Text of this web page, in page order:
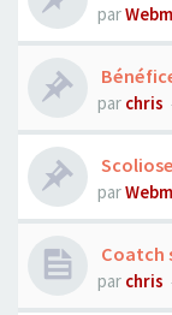
par
par chris
par
Coatch
par chris